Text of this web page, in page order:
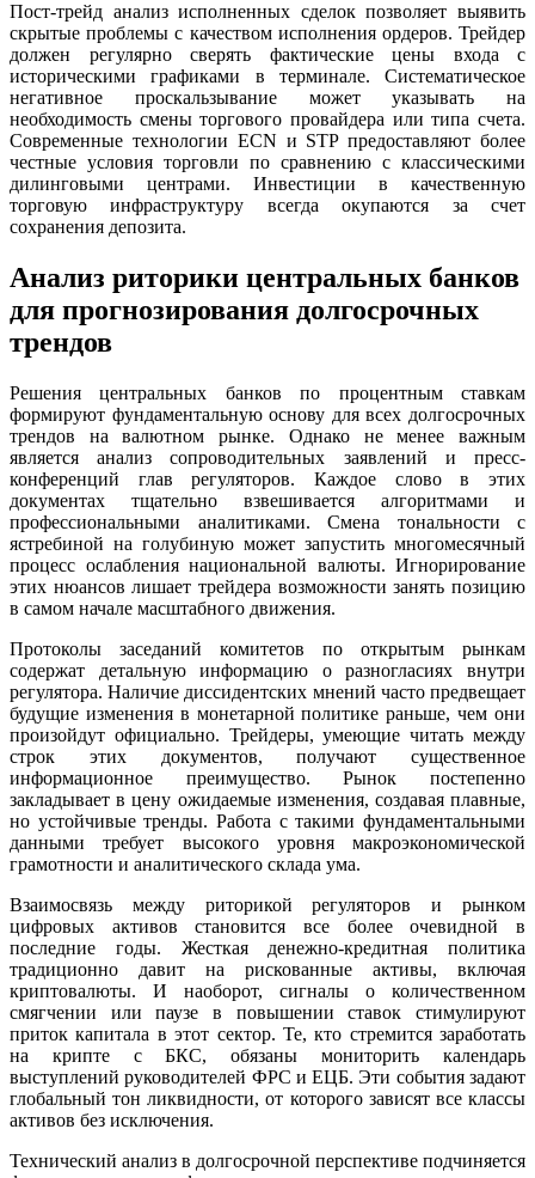
Пост-трейд анализ исполненных сделок позволяет выявить
скрытые проблемы с качеством исполнения ордеров. Трейдер
должен регулярно сверять фактические цены входа с
историческими графиками в терминале. Систематическое
негативное проскальзывание может указывать на
необходимость смены торгового провайдера или типа счета.
Современные технологии ECN и STP предоставляют более
честные условия торговли по сравнению с классическими
дилинговыми центрами. Инвестиции в качественную
торговую инфраструктуру всегда окупаются за счет
сохранения депозита.
Анализ риторики центральных банков
для прогнозирования долгосрочных
трендов
Решения центральных банков по процентным ставкам
формируют фундаментальную основу для всех долгосрочных
трендов на валютном рынке. Однако не менее важным
является анализ сопроводительных заявлений и пресс-
конференций глав регуляторов. Каждое слово в этих
документах тщательно взвешивается алгоритмами и
профессиональными аналитиками. Смена тональности с
ястребиной на голубиную может запустить многомесячный
процесс ослабления национальной валюты. Игнорирование
этих нюансов лишает трейдера возможности занять позицию
в самом начале масштабного движения.
Протоколы заседаний комитетов по открытым рынкам
содержат детальную информацию о разногласиях внутри
регулятора. Наличие диссидентских мнений часто предвещает
будущие изменения в монетарной политике раньше, чем они
произойдут официально. Трейдеры, умеющие читать между
строк этих документов, получают существенное
информационное преимущество. Рынок постепенно
закладывает в цену ожидаемые изменения, создавая плавные,
но устойчивые тренды. Работа с такими фундаментальными
данными требует высокого уровня макроэкономической
грамотности и аналитического склада ума.
Взаимосвязь между риторикой регуляторов и рынком
цифровых активов становится все более очевидной в
последние годы. Жесткая денежно-кредитная политика
традиционно давит на рискованные активы, включая
криптовалюты. И наоборот, сигналы о количественном
смягчении или паузе в повышении ставок стимулируют
приток капитала в этот сектор. Те, кто стремится заработать
на крипте с БКС, обязаны мониторить календарь
выступлений руководителей ФРС и ЕЦБ. Эти события задают
глобальный тон ликвидности, от которого зависят все классы
активов без исключения.
Технический анализ в долгосрочной перспективе подчиняется